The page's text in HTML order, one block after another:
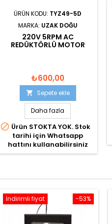
ÜRÜN KODU: TYZ49-5D
MARKA: UZAK DOĞU
220V 5RPM AC
REDÜKTÖRLÜ MOTOR
₺600,00
 Sepete ekle
Daha fazla
 Ürün STOKTA YOK. Stok
tarihi için Whatsapp
hattını kullanabilirsiniz
-53%
İndirimli fiyat